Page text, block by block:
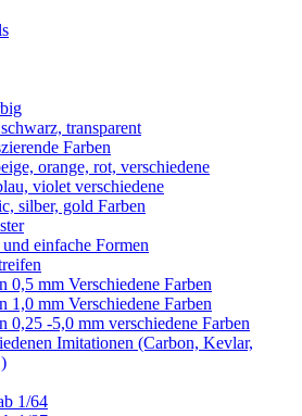
transparent
Farben
orange, rot, verschiedene
violet verschiedene
silber, gold Farben
einfache Formen
0,5 mm Verschiedene Farben
1,0 mm Verschiedene Farben
0,25 -5,0 mm verschiedene Farben
Imitationen (Carbon, Kevlar,
1/64